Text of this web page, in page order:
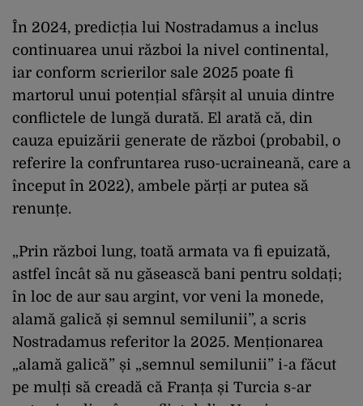
În 2024, predicția lui Nostradamus a inclus
continuarea unui război la nivel continental,
iar conform scrierilor sale 2025 poate fi
martorul unui potențial sfârșit al unuia dintre
conflictele de lungă durată. El arată că, din
cauza epuizării generate de război (probabil, o
referire la confruntarea ruso-ucraineană, care a
început în 2022), ambele părți ar putea să
renunțe.
„Prin război lung, toată armata va fi epuizată,
astfel încât să nu găsească bani pentru soldați;
în loc de aur sau argint, vor veni la monede,
alamă galică și semnul semilunii”, a scris
Nostradamus referitor la 2025. Menționarea
„alamă galică” și „semnul semilunii” i-a făcut
pe mulți să creadă că Franța și Turcia s-ar